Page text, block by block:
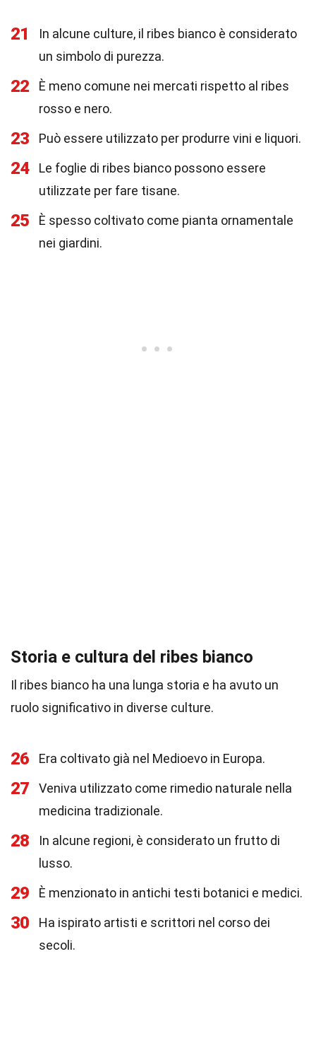
21
In alcune culture, il ribes bianco è considerato
un simbolo di purezza.
22
È meno comune nei mercati rispetto al ribes
rosso e nero.
23 Può essere utilizzato per produrre vini e liquori.
24
Le foglie di ribes bianco possono essere
utilizzate per fare tisane.
25
È spesso coltivato come pianta ornamentale
nei giardini.
Storia e cultura del ribes bianco
Il ribes bianco ha una lunga storia e ha avuto un
ruolo significativo in diverse culture.
26 Era coltivato già nel Medioevo in Europa.
27
Veniva utilizzato come rimedio naturale nella
medicina tradizionale.
28
In alcune regioni, è considerato un frutto di
lusso.
29 È menzionato in antichi testi botanici e medici.
30
Ha ispirato artisti e scrittori nel corso dei
secoli.